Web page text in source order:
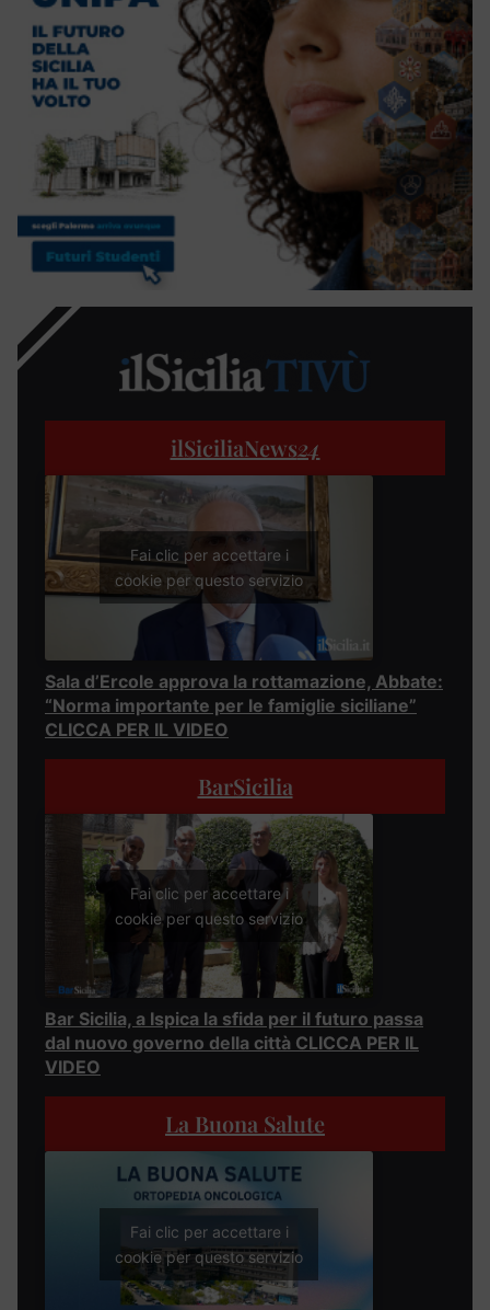
ilSiciliaNews24
Fai clic per accettare i
cookie per questo servizio
Sala d’Ercole approva la rottamazione, Abbate:
“Norma importante per le famiglie siciliane”
CLICCA PER IL VIDEO
BarSicilia
Fai clic per accettare i
cookie per questo servizio
Bar Sicilia, a Ispica la sfida per il futuro passa
dal nuovo governo della città CLICCA PER IL
VIDEO
La Buona Salute
Fai clic per accettare i
cookie per questo servizio